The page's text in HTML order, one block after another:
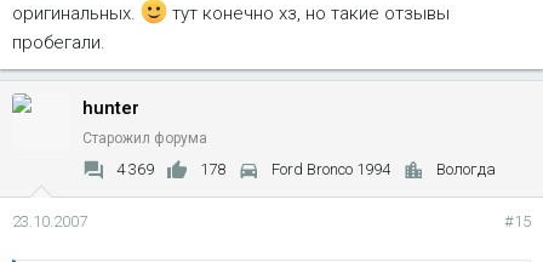
оригинальных.
тут конечно хз, но такие отзывы
пробегали.
hunter
Старожил форума
4 369 178 Ford Bronco 1994 Вологда
23.10.2007 #15